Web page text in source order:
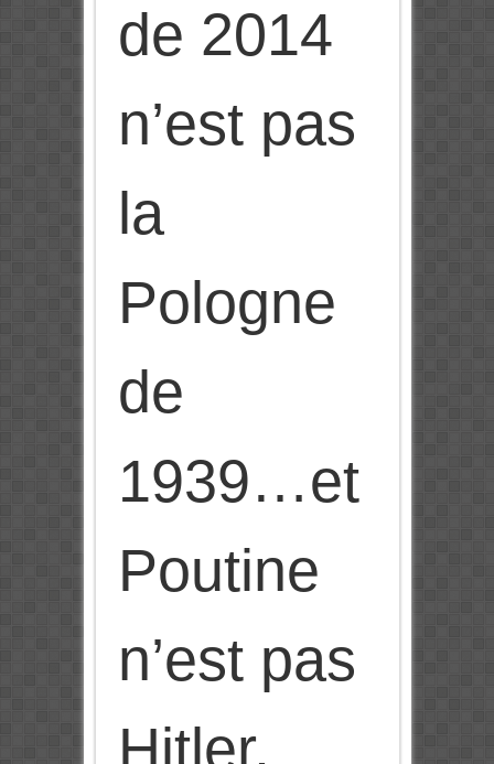
de 2014
n’est pas
la
Pologne
de
1939…et
Poutine
n’est pas
Hitler.